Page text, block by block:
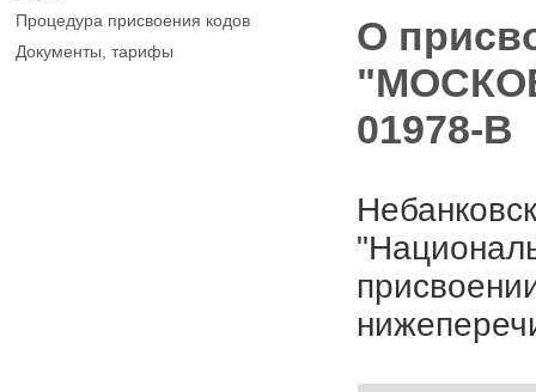
Процедура присвоения кодов
Документы, тарифы
О
01978-B